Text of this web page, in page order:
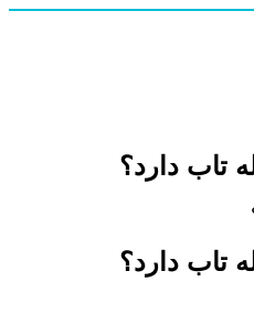
تاب دارد؟
تاب دارد؟